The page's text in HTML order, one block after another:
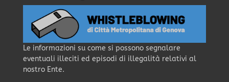
Le informazioni su come si possono segnalare
eventuali illeciti ed episodi di illegalità relativi al
nostro Ente.